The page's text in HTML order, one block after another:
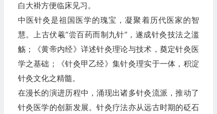
白大褂方便临床见习。
中医针灸是祖国医学的瑰宝，凝聚着历代医家的智
慧。上古伏羲“尝百药而制九针”，遂成针灸技法之滥
觞；《黄帝内经》详述针灸理论与技术，奠定针灸医
学之基础；《针灸甲乙经》集针灸理实于一体，积淀
针灸文化之精髓。
在漫长的演进历程中，涌现出诸多针灸流派，推动了
针灸医学的创新发展。针灸疗法亦从远古时期的砭石